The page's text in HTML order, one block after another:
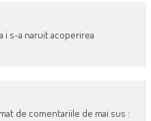
i s-a naruit acoperirea
de comentariile de mai sus :